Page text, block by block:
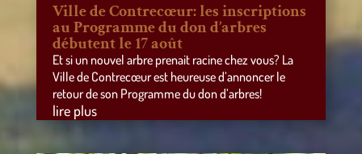
Ville de Contrecœur: les inscriptions
au Programme du don d’arbres
débutent le 17 août
Et si un nouvel arbre prenait racine chez vous? La
Ville de Contrecœur est heureuse d’annoncer le
retour de son Programme du don d’arbres!
lire plus